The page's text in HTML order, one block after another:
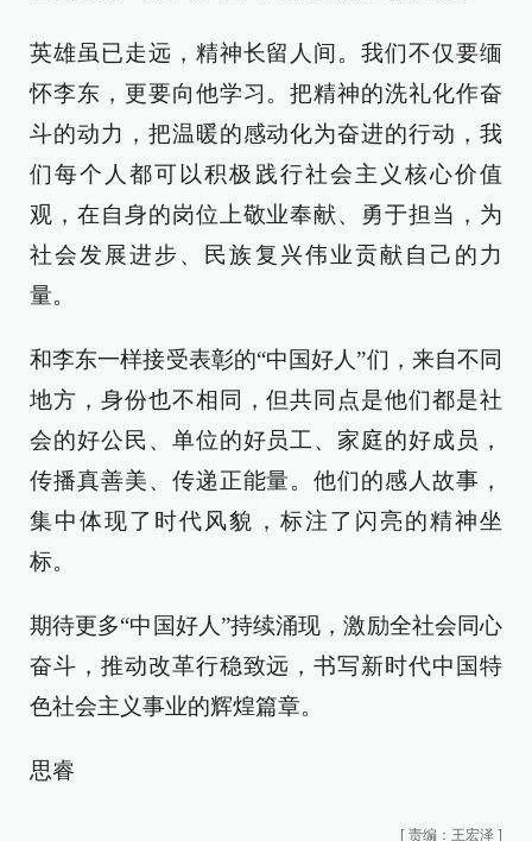
英雄虽已走远，精神长留人间。我们不仅要缅
怀李东，更要向他学习。把精神的洗礼化作奋
斗的动力，把温暖的感动化为奋进的行动，我
们每个人都可以积极践行社会主义核心价值
观，在自身的岗位上敬业奉献、勇于担当，为
社会发展进步、民族复兴伟业贡献自己的力
量。
和李东一样接受表彰的“中国好人”们，来自不同
地方，身份也不相同，但共同点是他们都是社
会的好公民、单位的好员工、家庭的好成员，
传播真善美、传递正能量。他们的感人故事，
集中体现了时代风貌，标注了闪亮的精神坐
标。
期待更多“中国好人”持续涌现，激励全社会同心
奋斗，推动改革行稳致远，书写新时代中国特
色社会主义事业的辉煌篇章。
思睿
[ 责编：王宏泽 ]